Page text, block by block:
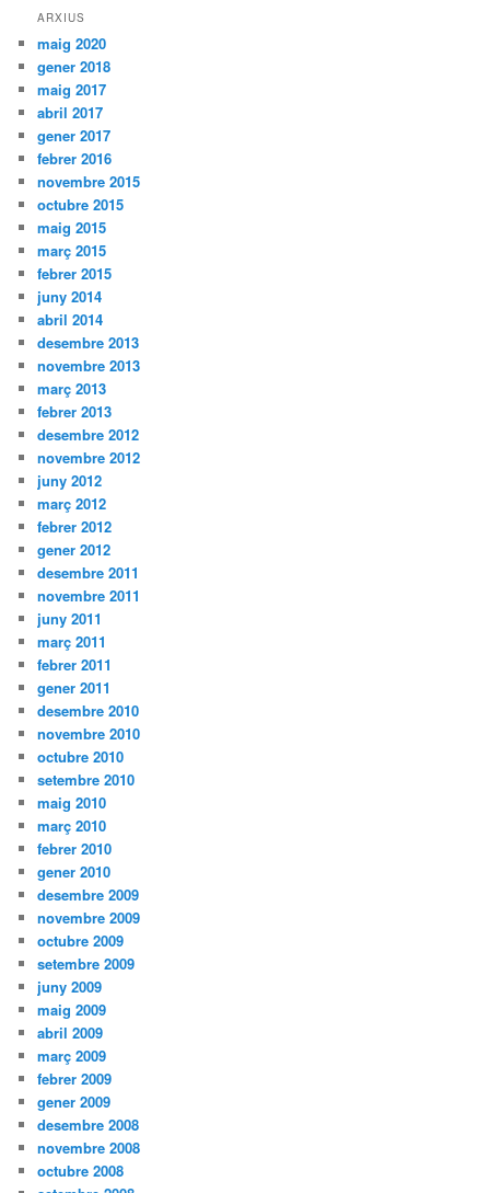
ARXIUS
maig 2020
gener 2018
maig 2017
abril 2017
gener 2017
febrer 2016
novembre 2015
octubre 2015
maig 2015
març 2015
febrer 2015
juny 2014
abril 2014
desembre 2013
novembre 2013
març 2013
febrer 2013
desembre 2012
novembre 2012
juny 2012
març 2012
febrer 2012
gener 2012
desembre 2011
novembre 2011
juny 2011
març 2011
febrer 2011
gener 2011
desembre 2010
novembre 2010
octubre 2010
setembre 2010
maig 2010
març 2010
febrer 2010
gener 2010
desembre 2009
novembre 2009
octubre 2009
setembre 2009
juny 2009
maig 2009
abril 2009
març 2009
febrer 2009
gener 2009
desembre 2008
novembre 2008
octubre 2008